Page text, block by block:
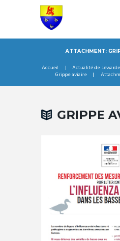
ATTACHMENT:
Accueil Actualité de Lewarde
Grippe aviaire
GRIPPE